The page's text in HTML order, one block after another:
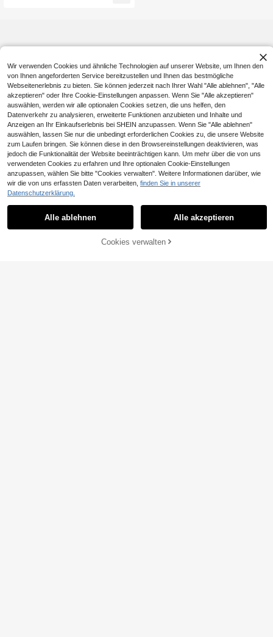
ZUM WARENKORB HINZUFÜGEN
Wir verwenden Cookies und ähnliche Technologien auf unserer Website, um Ihnen den
von Ihnen angeforderten Service bereitzustellen und Ihnen das bestmögliche
Webseitenerlebnis zu bieten. Sie können jederzeit nach Ihrer Wahl "Alle ablehnen", "Alle
akzeptieren" oder Ihre Cookie-Einstellungen anpassen. Wenn Sie "Alle akzeptieren"
auswählen, werden wir alle optionalen Cookies setzen, die uns helfen, den
Datenverkehr zu analysieren, erweiterte Funktionen anzubieten und Inhalte und
Anzeigen an Ihr Einkaufserlebnis bei SHEIN anzupassen. Wenn Sie "Alle ablehnen"
auswählen, lassen Sie nur die unbedingt erforderlichen Cookies zu, die unsere Website
zum Laufen bringen. Sie können diese in den Browsereinstellungen deaktivieren, was
jedoch die Funktionalität der Website beeinträchtigen kann. Um mehr über die von uns
verwendeten Cookies zu erfahren und Ihre optionalen Cookie-Einstellungen
anzupassen, wählen Sie bitte "Cookies verwalten". Weitere Informationen darüber, wie
wir die von uns erfassten Daten verarbeiten, finden Sie in unserer
Datenschutzerklärung.
Alle ablehnen Alle akzeptieren
Cookies verwalten